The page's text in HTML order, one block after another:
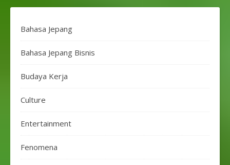
Bahasa Jepang
Bahasa Jepang Bisnis
Budaya Kerja
Culture
Entertainment
Fenomena